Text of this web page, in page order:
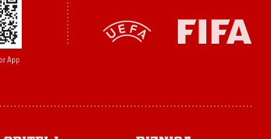
App